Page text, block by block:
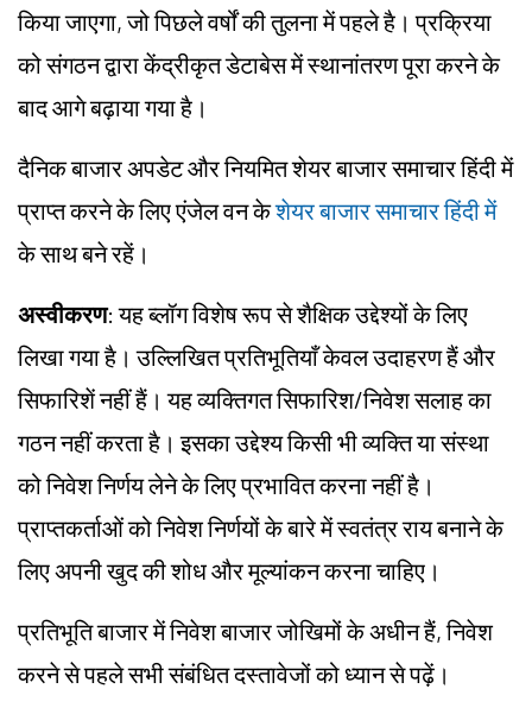
किया जाएगा, जो पिछले वर्षों की तुलना में पहले है। प्रक्रिया
को संगठन द्वारा केंद्रीकृत डेटाबेस में स्थानांतरण पूरा करने के
बाद आगे बढ़ाया गया है।
दैनिक बाजार अपडेट और नियमित शेयर बाजार समाचार हिंदी में
प्राप्त करने के लिए एंजेल वन केशेयर बाजार समाचार हिंदी में
के साथ बने रहें।
अस्वीकरण: यह ब्लॉग विशेष रूप से शैक्षिक उद्देश्यों के लिए
लिखा गया है। उल्लिखित प्रतिभूतियाँ केवल उदाहरण हैं और
सिफारिशें नहीं हैं। यह व्यक्तिगत सिफारिश/निवेश सलाह का
गठन नहीं करता है। इसका उद्देश्य किसी भी व्यक्ति या संस्था
को निवेश निर्णय लेने के लिए प्रभावित करना नहीं है।
प्राप्तकर्ताओं को निवेश निर्णयों के बारे में स्वतंत्र राय बनाने के
लिए अपनी खुद की शोध और मूल्यांकन करना चाहिए।
प्रतिभूति बाजार में निवेश बाजार जोखिमों के अधीन हैं, निवेश
करने से पहले सभी संबंधित दस्तावेजों को ध्यान से पढ़ें।